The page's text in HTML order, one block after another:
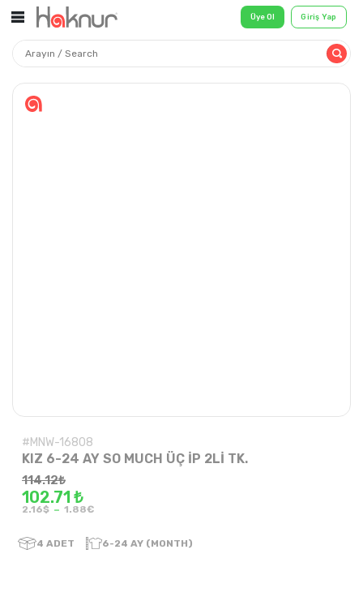
Üye Ol
#MNW-16808
KIZ 6-24 AY SO MUCH ÜÇ İP 2Lİ TK.
114.12₺
102.71 ₺
2.16$ - 1.88€
4 ADET 6-24 AY (MONTH)